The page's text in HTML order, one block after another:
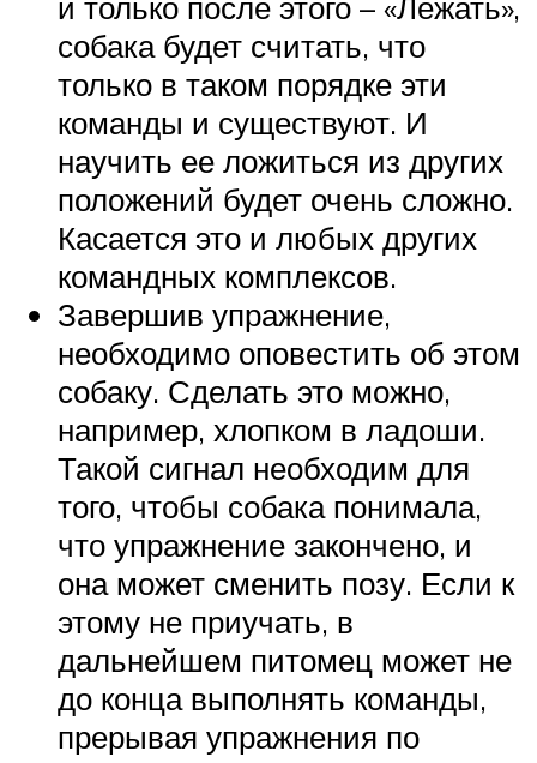
собака будет считать, что
только в таком порядке эти
команды и существуют. И
научить ее ложиться из других
положений будет очень сложно.
Касается это и любых других
командных комплексов.
Завершив упражнение,
необходимо оповестить об этом
собаку. Сделать это можно,
например, хлопком в ладоши.
Такой сигнал необходим для
того, чтобы собака понимала,
что упражнение закончено, и
она может сменить позу. Если к
этому не приучать, в
дальнейшем питомец может не
до конца выполнять команды,
прерывая упражнения по